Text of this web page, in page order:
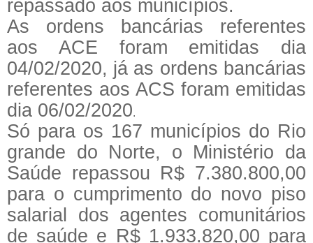
repassado aos municípios.
As ordens bancárias referentes
aos ACE foram emitidas dia
04/02/2020, já as ordens bancárias
referentes aos ACS foram emitidas
dia 06/02/2020.
Só para os 167 municípios do Rio
grande do Norte, o Ministério da
Saúde repassou R$ 7.380.800,00
para o cumprimento do novo piso
salarial dos agentes comunitários
de saúde e R$ 1.933.820,00 para